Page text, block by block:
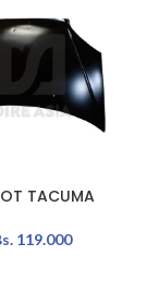
TACUMA
119.000